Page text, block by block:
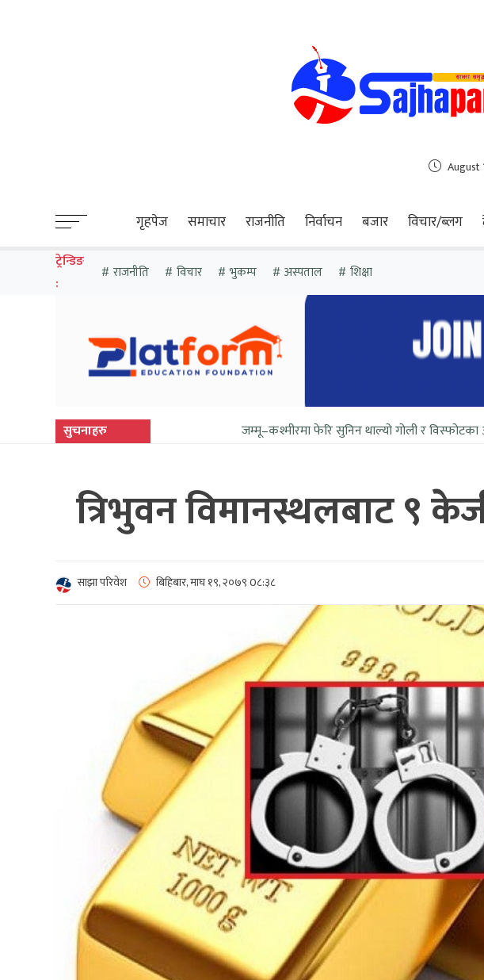
August
गृहपेज समाचार राजनीति निर्वाचन बजार विचार/ब्लग
ट्रेन्डिङ
:
राजनीति विचार भुकम्प अस्पताल शिक्षा
सुचनाहरु जम्मू–कश्मीरमा फेरि सुनिन थाल्यो गोली र विस्फोटका आवाज
त्रिभुवन विमानस्थलबाट ९
साझा परिवेश बिहिबार, माघ १९, २०७९0८:३८